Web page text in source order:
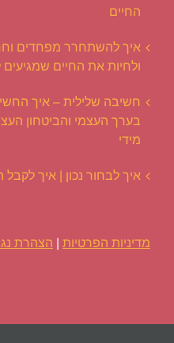
החיים
איך להשתחרר מפחדים
ולחיות את החיים שמגיעים
חשיבה שלילית – איך
בערך העצמי והביטחון
מידי
איך לבחור נכון | איך לקבל
מדיניות הפרטיות | הצהרת